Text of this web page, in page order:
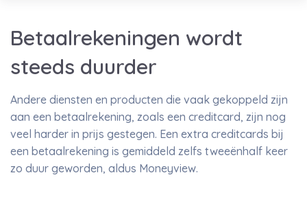
Betaalrekeningen wordt
steeds duurder
Andere diensten en producten die vaak gekoppeld zijn
aan een betaalrekening, zoals een creditcard, zijn nog
veel harder in prijs gestegen. Een extra creditcards bij
een betaalrekening is gemiddeld zelfs tweeënhalf keer
zo duur geworden, aldus Moneyview.